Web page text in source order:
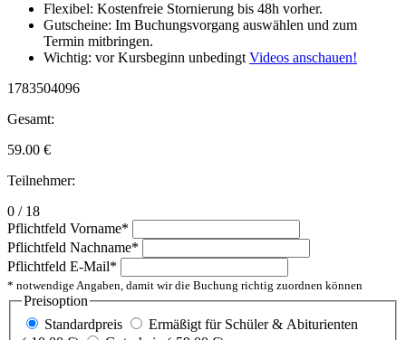
Flexibel: Kostenfreie Stornierung bis 48h vorher.
Gutscheine: Im Buchungsvorgang auswählen und zum
Termin mitbringen.
Wichtig: vor Kursbeginn unbedingt Videos anschauen!
1783504096
Gesamt:
59.00 €
Teilnehmer:
0 / 18
Pflichtfeld Vorname*
Pflichtfeld Nachname*
Pflichtfeld E-Mail*
* notwendige Angaben, damit wir die Buchung richtig zuordnen können
Preisoption
Standardpreis
Ermäßigt für Schüler & Abiturienten